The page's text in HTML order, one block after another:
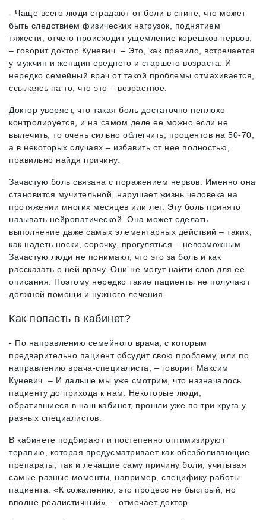
- Чаще всего люди страдают от боли в спине, что может
быть следствием физических нагрузок, поднятием
тяжести, отчего происходит ущемление корешков нервов,
– говорит доктор Куневич. – Это, как правило, встречается
у мужчин и женщин среднего и старшего возраста. И
нередко семейный врач от такой проблемы отмахивается,
ссылаясь на то, что это – возрастное.
Доктор уверяет, что такая боль достаточно неплохо
контролируется, и на самом деле ее можно если не
вылечить, то очень сильно облегчить, процентов на 50-70,
а в некоторых случаях – избавить от нее полностью,
правильно найдя причину.
Зачастую боль связана с поражением нервов. Именно она
становится мучительной, нарушает жизнь человека на
протяжении многих месяцев или лет. Эту боль принято
называть нейропатической. Она может сделать
выполнение даже самых элементарных действий – таких,
как надеть носки, сорочку, прогуляться – невозможным.
Зачастую люди не понимают, что это за боль и как
рассказать о ней врачу. Они не могут найти слов для ее
описания. Поэтому нередко такие пациенты не получают
должной помощи и нужного лечения.
Как попасть в кабинет?
- По направлению семейного врача, с которым
предварительно пациент обсудит свою проблему, или по
направлению врача-специалиста, – говорит Максим
Куневич. – И дальше мы уже смотрим, что назначалось
пациенту до прихода к нам. Некоторые люди,
обратившиеся в наш кабинет, прошли уже по три круга у
разных специалистов.
В кабинете подбирают и постепенно оптимизируют
терапию, которая предусматривает как обезболивающие
препараты, так и лечащие саму причину боли, учитывая
самые разные моменты, например, специфику работы
пациента. «К сожалению, это процесс не быстрый, но
вполне реалистичный», – отмечает доктор.